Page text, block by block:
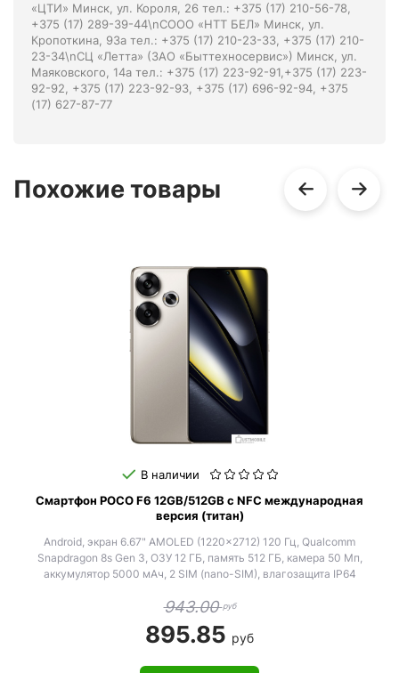
«ЦТИ» Минск, ул. Короля, 26 тел.: +375 (17) 210-56-78,
+375 (17) 289-39-44\nСООО «НТТ БЕЛ» Минск, ул.
Кропоткина, 93а тел.: +375 (17) 210-23-33, +375 (17) 210-
23-34\nСЦ «Летта» (ЗАО «Быттехносервис») Минск, ул.
Маяковского, 14а тел.: +375 (17) 223-92-91,+375 (17) 223-
92-92, +375 (17) 223-92-93, +375 (17) 696-92-94, +375
(17) 627-87-77
Похожие товары
В наличии
Смартфон POCO F6 12GB/512GB с NFC международная
версия (титан)
Android, экран 6.67" AMOLED (1220x2712) 120 Гц, Qualcomm
Snapdragon 8s Gen 3, ОЗУ 12 ГБ, память 512 ГБ, камера 50 Мп,
аккумулятор 5000 мАч, 2 SIM (nano-SIM), влагозащита IP64
943.00руб
895.85 руб